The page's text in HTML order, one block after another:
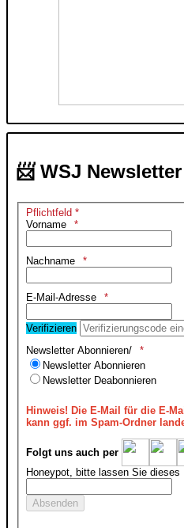
📨 WSJ Newsletter
Pflichtfeld *
Vorname
Nachname
E-Mail-Adresse
Verifizieren
Newsletter Abonnieren/
Newsletter Abonnieren
Newsletter Deabonnieren
Hinweis! Die E-Mail für die E-
kann ggf. im Spam-Ordner
Folgt uns auch per
Honeypot, bitte lassen Sie dieses